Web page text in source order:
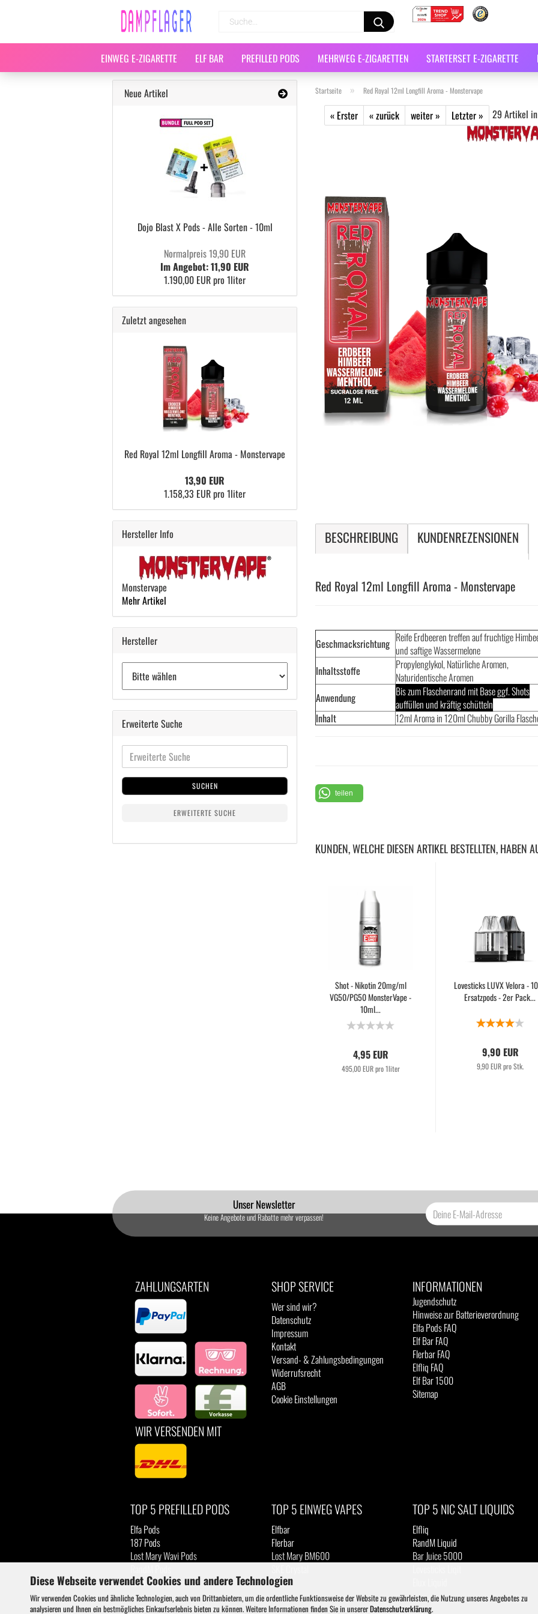
Diese Webseite verwendet Cookies und andere Technologien
Wir verwenden Cookies und ähnliche Technologien, auch von Drittanbietern, um die ordentliche Funktionsweise der Website zu gewährleisten, die Nutzung unseres Angebotes zu
analysieren und Ihnen ein bestmögliches Einkaufserlebnis bieten zu können. Weitere Informationen finden Sie in unsererDatenschutzerklärung.
EINWEG E-ZIGARETTE ELF BAR PREFILLED PODS MEHRWEG E-ZIGARETTEN STARTERSET E-ZIGARETTE
Startseite » Red Royal 12ml Longfill Aroma - Monstervape
« Erster « zurück weiter » Letzter » 29 Artikel in
BESCHREIBUNG KUNDENREZENSIONEN
Red Royal 12ml Longfill Aroma - Monstervape
Geschmacksrichtung Reife Erdbeeren treffen auf fruchtige
und saftige Wassermelone
Inhaltsstoffe
Propylenglykol, Natürliche Aromen,
Naturidentische Aromen
Anwendung
Bis zum Flaschenrand mit Base ggf. Shots
auffüllen und kräftig schütteln
Inhalt
12ml Aroma in 120ml Chubby Gorilla
teilen
KUNDEN, WELCHE DIESEN ARTIKEL BESTELLTEN, HABEN
Shot - Nikotin 20mg/ml
VG50/PG50 MonsterVape -
10ml...
4,95 EUR
495,00 EUR pro 1liter
Lovesticks LUVX Velora -
Ersatzpods - 2er Pack...
9,90 EUR
9,90 EUR pro Stk.
Neue Artikel
Dojo Blast X Pods - Alle Sorten - 10ml
Normalpreis 19,90 EUR
Im Angebot: 11,90 EUR
1.190,00 EUR pro 1liter
Zuletzt angesehen
Red Royal 12ml Longfill Aroma - Monstervape
13,90 EUR
1.158,33 EUR pro 1liter
Hersteller Info
Monstervape
Mehr Artikel
Hersteller
Erweiterte Suche
SUCHEN
ERWEITERTE SUCHE
Unser Newsletter
Keine Angebote und Rabatte mehr verpassen!
ZAHLUNGSARTEN
WIR VERSENDEN MIT
SHOP SERVICE
Wer sind wir?
Datenschutz
Impressum
Kontakt
Versand- & Zahlungsbedingungen
Widerrufsrecht
AGB
Cookie Einstellungen
INFORMATIONEN
Jugendschutz
Hinweise zur Batterieverordnung
Elfa Pods FAQ
Elf Bar FAQ
Flerbar FAQ
Elfliq FAQ
Elf Bar 1500
Sitemap
TOP 5 PREFILLED PODS
Elfa Pods
187 Pods
Lost Mary Wavi Pods
Luva Pods
TOP 5 EINWEG VAPES
Elfbar
Flerbar
Lost Mary BM600
IVG
TOP 5 NIC SALT LIQUIDS
Elfliq
RandM Liquid
Bar Juice 5000